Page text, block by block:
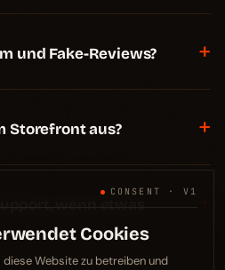
und Fake-Reviews? +
Storefront aus? +
wenn etwas
CONSENT · V1
Cookies
Website zu betreiben und